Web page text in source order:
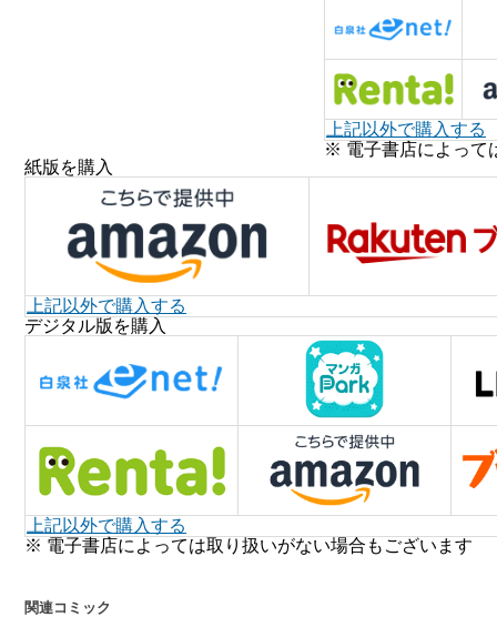
上記以外で購入する
※ 電子書店によって
紙版を購入
上記以外で購入する
デジタル版を購入
上記以外で購入する
※ 電子書店によっては取り扱いがない場合もございます
関連コミック